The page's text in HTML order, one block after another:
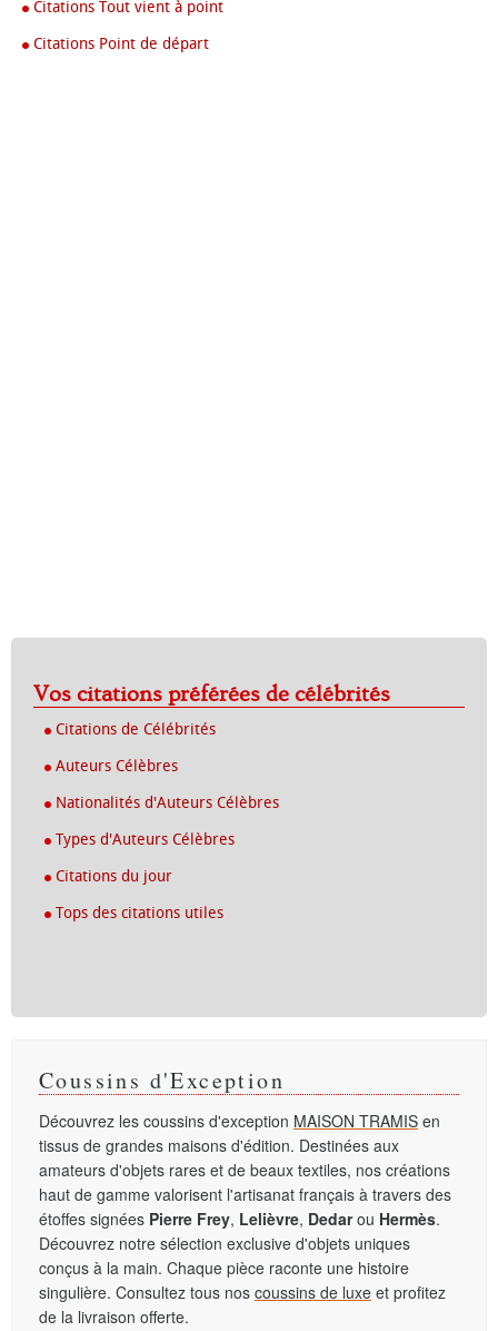
Citations Tout vient à point
Citations Point de départ
Vos citations préférées de célébrités
Citations de Célébrités
Auteurs Célèbres
Nationalités d'Auteurs Célèbres
Types d'Auteurs Célèbres
Citations du jour
Tops des citations utiles
Coussins d'Exception
Découvrez les coussins d'exception MAISON TRAMIS en
tissus de grandes maisons d'édition. Destinées aux
amateurs d'objets rares et de beaux textiles, nos créations
haut de gamme valorisent l'artisanat français à travers des
étoffes signées Pierre Frey, Lelièvre, Dedarou Hermès.
Découvrez notre sélection exclusive d'objets uniques
conçus à la main. Chaque pièce raconte une histoire
singulière. Consultez tous nos coussins de luxe et profitez
de la livraison offerte.